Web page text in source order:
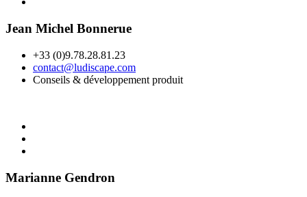
Jean Michel Bonnerue
+33 (0)9.78.28.81.23
contact@ludiscape.com
Conseils & développement produit
Marianne Gendron